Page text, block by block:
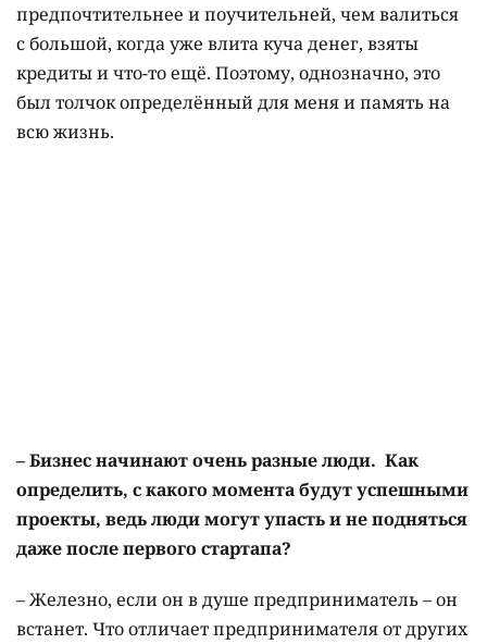
предпочтительнее и поучительней, чем валиться
с большой, когда уже влита куча денег, взяты
кредиты и что-то ещё. Поэтому, однозначно, это
был толчок определённый для меня и память на
всю жизнь.
– Бизнес начинают очень разные люди. Как
определить, с какого момента будут успешными
проекты, ведь люди могут упасть и не подняться
даже послепервого стартапа?
– Железно, если он в душе предприниматель – он
встанет. Что отличает предпринимателя от других